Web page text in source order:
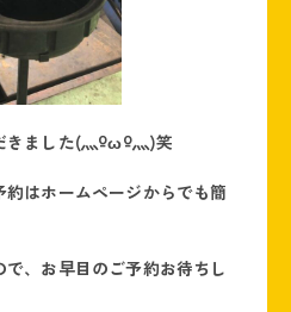
きました(灬ºωº灬)笑
はホームページからでも簡
、お早目のご予約お待ちし